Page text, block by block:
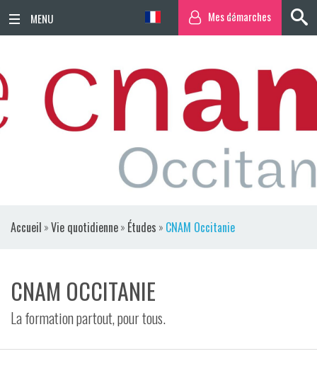
ACTUALITÉS
TERRITOIRE
SORTIR / BOUGER
ESPACE PRESSE
Mes démarches
Accueil »Vie quotidienne» Études » CNAM Occitanie
CNAM OCCITANIE
La formation partout, pour tous.